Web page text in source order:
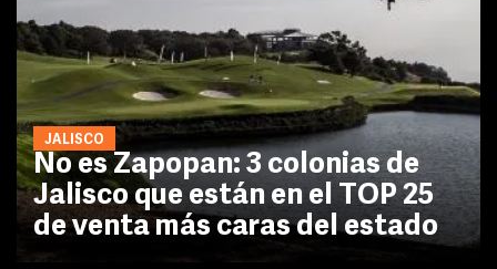
JALISCO
No es Zapopan: 3 colonias de
Jalisco que están en el TOP 25
de venta más caras del estado